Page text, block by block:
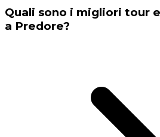
Quali sono i migliori tour
a Predore?